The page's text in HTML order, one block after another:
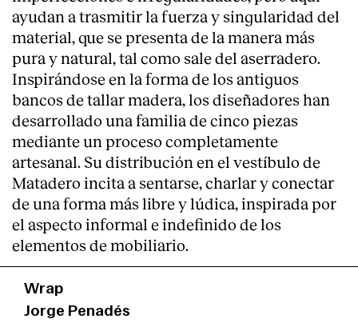
Servicios
ayudan a trasmitir la fuerza y singularidad del
material, que se presenta de la manera más
pura y natural, tal como sale del aserradero.
Inspirándose en la forma de los antiguos
bancos de tallar madera, los diseñadores han
desarrollado una familia de cinco piezas
mediante un proceso completamente
artesanal. Su distribución en el vestíbulo de
Matadero incita a sentarse, charlar y conectar
de una forma más libre y lúdica, inspirada por
el aspecto informal e indefinido de los
elementos de mobiliario.
Wrap
Jorge Penadés